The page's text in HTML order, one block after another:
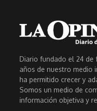
Diario fundado el 24 de
años de nuestro medio
ha permitido crecer y
Somos un medio de
información objetiva y